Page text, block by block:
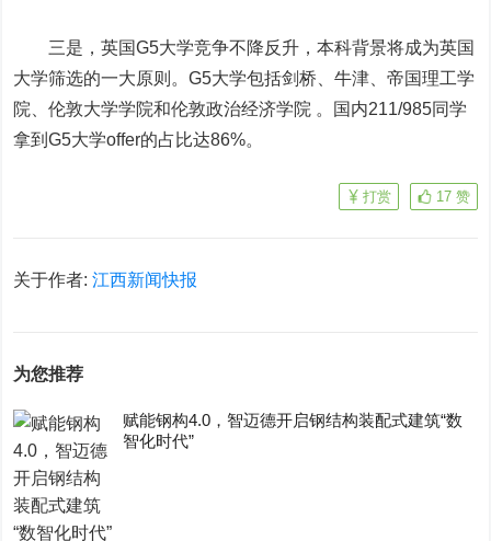
三是，英国G5大学竞争不降反升，本科背景将成为英国
大学筛选的一大原则。G5大学包括剑桥、牛津、帝国理工学
院、伦敦大学学院和伦敦政治经济学院 。国内211/985同学
拿到G5大学offer的占比达86%。
17 赞
打赏
关于作者:江西新闻快报
为您推荐
赋能钢构4.0，智迈德开启钢结构装配式建筑“数
智化时代”